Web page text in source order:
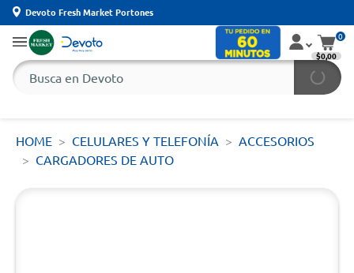
Devoto Fresh Market Portones
0
$0,00
HOME CELULARES Y TELEFONÍA
ACCESORIOS
CARGADORES DE AUTO